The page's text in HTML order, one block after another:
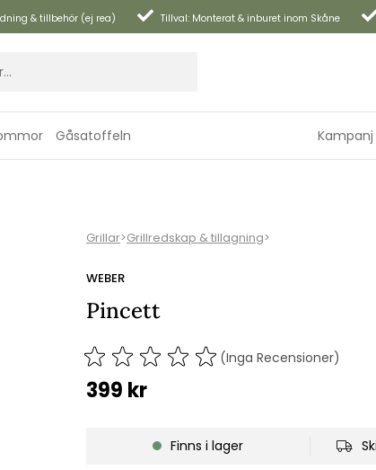
& tillbehör (ej rea) Tillval: Monterat & inburet inom Skåne
Gåsatoffeln Kampanj
Grillar>Grillredskap & tillagning>
WEBER
Pincett
(Inga Recensioner)
399 kr
Finns i lager